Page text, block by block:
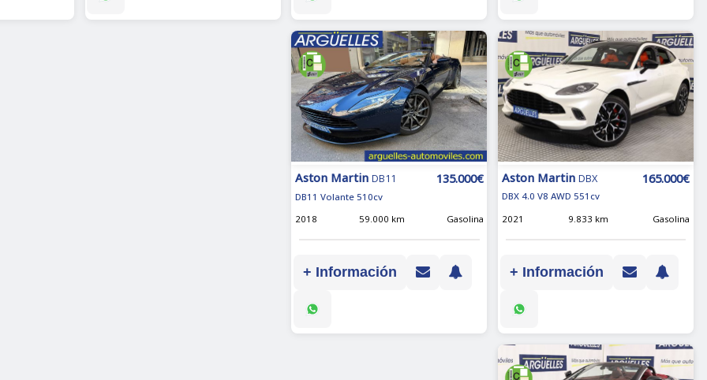
Aston Martin DB11 135.000€
DB11 Volante 510cv
2018
59.000 km Gasolina
+ Información
Aston Martin DBX 165.000€
DBX 4.0 V8 AWD 551cv
2021
9.833 km Gasolina
+ Información